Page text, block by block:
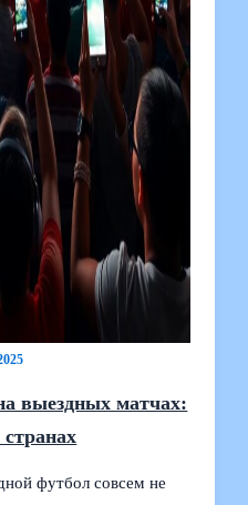
выездных матчах:
футбол совсем не